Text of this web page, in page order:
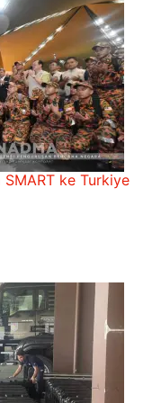
ke Turkiye